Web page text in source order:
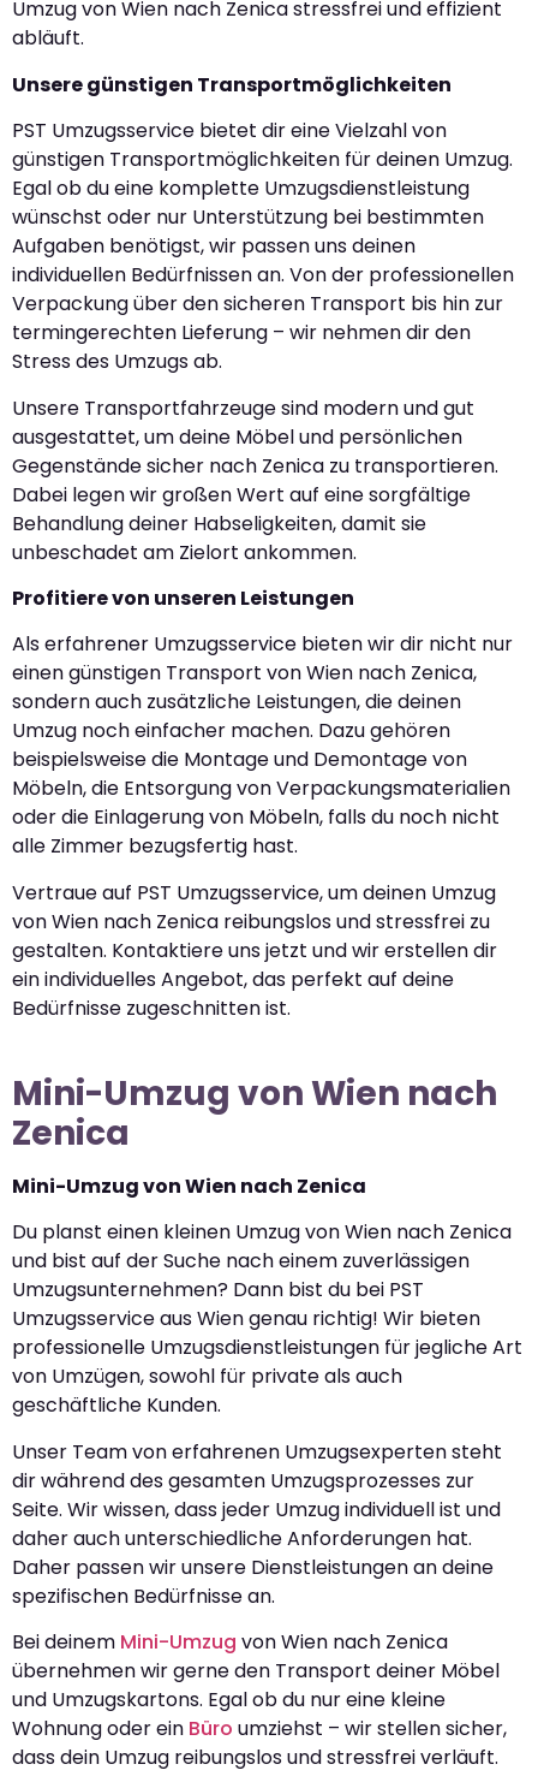
Umzug von Wien nach Zenica stressfrei und effizient
abläuft.
Unsere günstigen Transportmöglichkeiten
PST Umzugsservice bietet dir eine Vielzahl von
günstigen Transportmöglichkeiten für deinen Umzug.
Egal ob du eine komplette Umzugsdienstleistung
wünschst oder nur Unterstützung bei bestimmten
Aufgaben benötigst, wir passen uns deinen
individuellen Bedürfnissen an. Von der professionellen
Verpackung über den sicheren Transport bis hin zur
termingerechten Lieferung – wir nehmen dir den
Stress des Umzugs ab.
Unsere Transportfahrzeuge sind modern und gut
ausgestattet, um deine Möbel und persönlichen
Gegenstände sicher nach Zenica zu transportieren.
Dabei legen wir großen Wert auf eine sorgfältige
Behandlung deiner Habseligkeiten, damit sie
unbeschadet am Zielort ankommen.
Profitiere von unseren Leistungen
Als erfahrener Umzugsservice bieten wir dir nicht nur
einen günstigen Transport von Wien nach Zenica,
sondern auch zusätzliche Leistungen, die deinen
Umzug noch einfacher machen. Dazu gehören
beispielsweise die Montage und Demontage von
Möbeln, die Entsorgung von Verpackungsmaterialien
oder die Einlagerung von Möbeln, falls du noch nicht
alle Zimmer bezugsfertig hast.
Vertraue auf PST Umzugsservice, um deinen Umzug
von Wien nach Zenica reibungslos und stressfrei zu
gestalten. Kontaktiere uns jetzt und wir erstellen dir
ein individuelles Angebot, das perfekt auf deine
Bedürfnisse zugeschnitten ist.
Mini-Umzug von Wien nach
Zenica
Mini-Umzug von Wien nach Zenica
Du planst einen kleinen Umzug von Wien nach Zenica
und bist auf der Suche nach einem zuverlässigen
Umzugsunternehmen? Dann bist du bei PST
Umzugsservice aus Wien genau richtig! Wir bieten
professionelle Umzugsdienstleistungen für jegliche Art
von Umzügen, sowohl für private als auch
geschäftliche Kunden.
Unser Team von erfahrenen Umzugsexperten steht
dir während des gesamten Umzugsprozesses zur
Seite. Wir wissen, dass jeder Umzug individuell ist und
daher auch unterschiedliche Anforderungen hat.
Daher passen wir unsere Dienstleistungen an deine
spezifischen Bedürfnisse an.
Bei deinem Mini-Umzug von Wien nach Zenica
übernehmen wir gerne den Transport deiner Möbel
und Umzugskartons. Egal ob du nur eine kleine
Wohnung oder ein Büro umziehst – wir stellen sicher,
dass dein Umzug reibungslos und stressfrei verläuft.